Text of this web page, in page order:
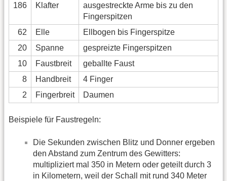
186
Klafter
ausgestreckte Arme bis zu den
Fingerspitzen
62
Elle
Ellbogen bis Fingerspitze
20
Spanne
gespreizte Fingerspitzen
10
Faustbreit
geballte Faust
8
Handbreit
4 Finger
2
Fingerbreit Daumen
Beispiele für Faustregeln:
Die Sekunden zwischen Blitz und Donner ergeben
den Abstand zum Zentrum des Gewitters:
multipliziert mal 350 in Metern oder geteilt durch 3
in Kilometern, weil der Schall mit rund 340 Meter